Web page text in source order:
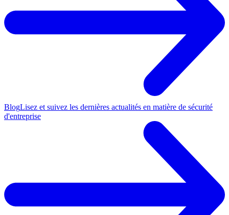
BlogLisez et suivez les dernières actualités en matière de sécurité
d'entreprise